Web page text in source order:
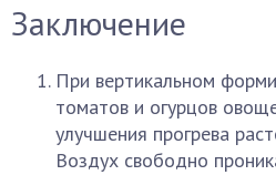
Заключение
При вертикальном
томатов и огурцов
улучшения прогрева
Воздух свободно